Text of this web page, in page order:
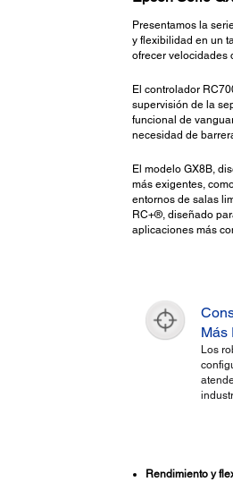
Presentamos la
y flexibilidad en un
ofrecer velocidades
El controlador
supervisión de la
funcional de
necesidad de
El modelo GX8B,
más exigentes,
entornos de salas
RC+®, diseñado
aplicaciones más
Más
Los
Rendimiento y